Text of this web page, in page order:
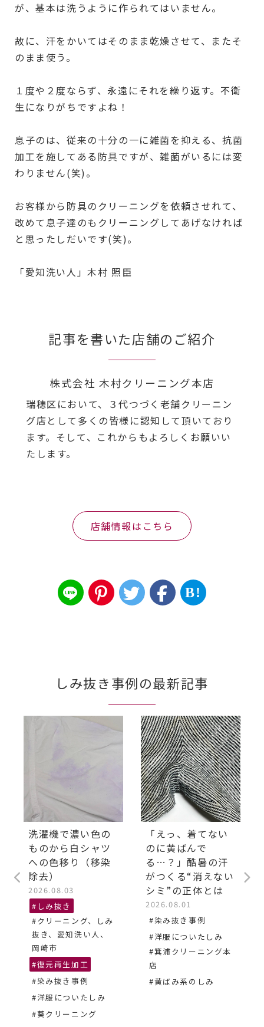
が、基本は洗うように作られてはいません。
故に、汗をかいてはそのまま乾燥させて、またそ
のまま使う。
１度や２度ならず、永遠にそれを繰り返す。不衛
生になりがちですよね！
息子のは、従来の十分の一に雑菌を抑える、抗菌
加工を施してある防具ですが、雑菌がいるには変
わりません(笑)。
お客様から防具のクリーニングを依頼させれて、
改めて息子達のもクリーニングしてあげなければ
と思ったしだいです(笑)。
「愛知洗い人」木村 照臣
記事を書いた店舗のご紹介
株式会社 木村クリーニング本店
瑞穂区において、３代つづく老舗クリーニン
グ店として多くの皆様に認知して頂いており
ます。そして、これからもよろしくお願いい
たします。
店舗情報はこちら
B!
しみ抜き事例の最新記事
洗濯機で濃い色の
ものから白シャツ
への色移り（移染
除去）
2026.08.03
#しみ抜き
#クリーニング、しみ
抜き、愛知洗い人、
岡崎市
#復元再生加工
#染み抜き事例
#洋服についたしみ
#葵クリーニング
「えっ、着てない
のに黄ばんで
る…？」酷暑の汗
がつくる“消えない
シミ”の正体とは
2026.08.01
#染み抜き事例
#洋服についたしみ
#箕浦クリーニング本
店
#黄ばみ系のしみ